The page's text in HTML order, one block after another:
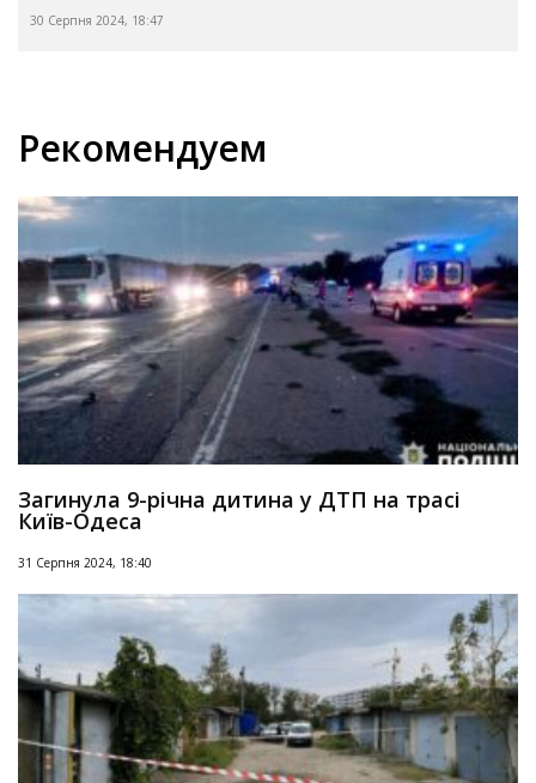
30 Серпня 2024, 18:47
Рекомендуем
Загинула 9-річна дитина у ДТП на трасі
Київ-Одеса
31 Серпня 2024, 18:40